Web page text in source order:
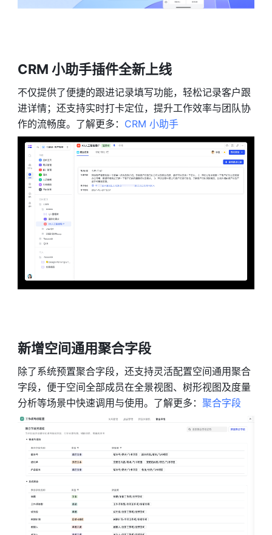
CRM 小助手插件全新上线
不仅提供了便捷的跟进记录填写功能，轻松记录客户跟
进详情；还支持实时打卡定位，提升工作效率与团队协
作的流畅度。了解更多： CRM 小助手
新增空间通用聚合字段
除了系统预置聚合字段，还支持灵活配置空间通用聚合
字段，便于空间全部成员在全景视图、树形视图及度量
分析等场景中快速调用与使用。了解更多：聚合字段